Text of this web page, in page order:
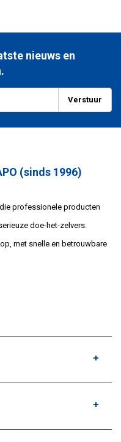
nieuws en
Verstuur
(sinds 1996)
professionele producten
doe-het-zelvers.
met snelle en betrouwbare